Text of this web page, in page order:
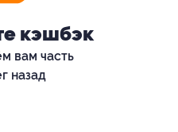
кэшбэк
вам часть
назад